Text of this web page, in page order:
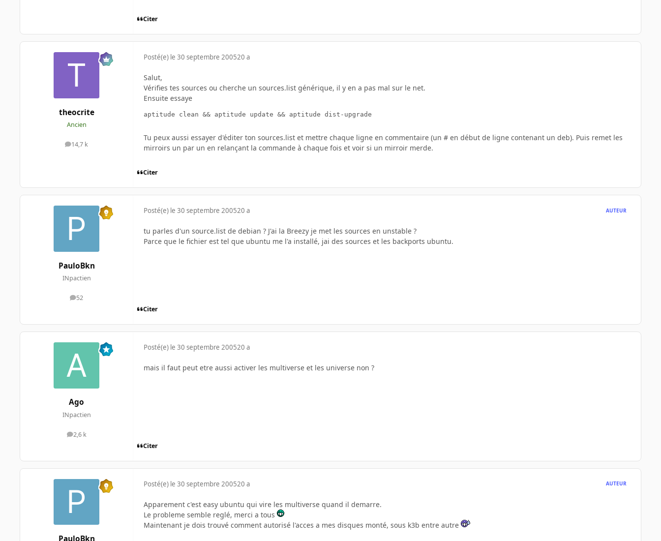
Citer
theocrite
Ancien
14,7 k
messages
Posté(e) le 30 septembre 200520 a
Salut,
Vérifies tes sources ou cherche un sources.list générique, il y en a pas mal sur le net.
Ensuite essaye
aptitude clean && aptitude update && aptitude dist-upgrade
Tu peux aussi essayer d'éditer ton sources.list et mettre chaque ligne en commentaire (un # en début de ligne contenant un deb). Puis remet les
mirroirs un par un en relançant la commande à chaque fois et voir si un mirroir merde.
Citer
PauloBkn
INpactien
52
messages
Posté(e) le 30 septembre 200520 a AUTEUR
tu parles d'un source.list de debian ? J'ai la Breezy je met les sources en unstable ?
Parce que le fichier est tel que ubuntu me l'a installé, jai des sources et les backports ubuntu.
Citer
Ago
INpactien
2,6 k
messages
Posté(e) le 30 septembre 200520 a
mais il faut peut etre aussi activer les multiverse et les universe non ?
Citer
PauloBkn
Posté(e) le 30 septembre 200520 a AUTEUR
Apparement c'est easy ubuntu qui vire les multiverse quand il demarre.
Le probleme semble reglé, merci a tous
Maintenant je dois trouvé comment autorisé l'acces a mes disques monté, sous k3b entre autre